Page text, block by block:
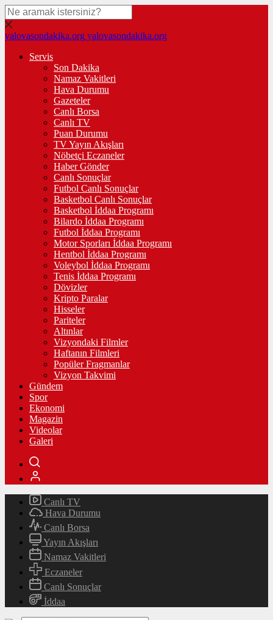
yalovasondakika.org yalovasondakika.org
Servis
Son Dakika
Namaz Vakitleri
Hava Durumu
Gazeteler
Canlı Borsa
Canlı TV
Puan Durumu
TV Yayın Akışları
Nöbetçi Eczaneler
Haber Gönder
Canlı Sonuçlar
Futbol Canlı Sonuçlar
Basketbol Canlı Sonuçlar
Basketbol İddaa Programı
Bilardo İddaa Programı
Futbol İddaa Programı
Motor Sporları İddaa Programı
Hentbol İddaa Programı
Voleybol İddaa Programı
Tenis İddaa Programı
Dövizler
Kripto Paralar
Hisseler
Pariteler
Altınlar
Vizyondaki Filmler
Haftanın Filmleri
Popüler Fragmanlar
Vizyon Takvimi
Gündem
Spor
Ekonomi
Magazin
Videolar
Galeri
Canlı TV
Hava Durumu
Canlı Borsa
Yayın Akışları
Namaz Vakitleri
Eczaneler
Canlı Sonuçlar
İddaa